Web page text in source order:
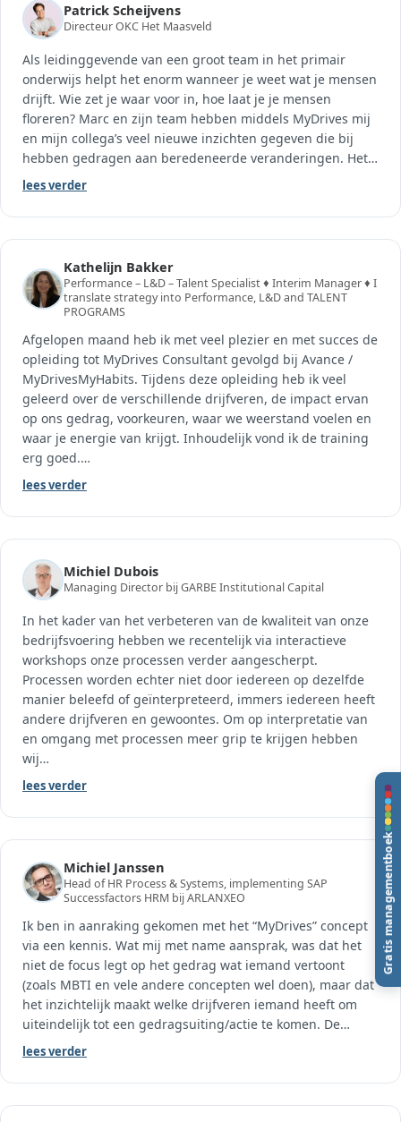
Patrick Scheijvens
Directeur OKC Het Maasveld
Als leidinggevende van een groot team in het primair
onderwijs helpt het enorm wanneer je weet wat je mensen
drijft. Wie zet je waar voor in, hoe laat je je mensen
floreren? Marc en zijn team hebben middels MyDrives mij
en mijn collega’s veel nieuwe inzichten gegeven die bij
hebben gedragen aan beredeneerde veranderingen. Het…
lees verder
Kathelijn Bakker
Performance – L&D – Talent Specialist ♦ Interim Manager ♦ I
translate strategy into Performance, L&D and TALENT
PROGRAMS
Afgelopen maand heb ik met veel plezier en met succes de
opleiding tot MyDrives Consultant gevolgd bij Avance /
MyDrivesMyHabits. Tijdens deze opleiding heb ik veel
geleerd over de verschillende drijfveren, de impact ervan
op ons gedrag, voorkeuren, waar we weerstand voelen en
waar je energie van krijgt. Inhoudelijk vond ik de training
erg goed.…
lees verder
Michiel Dubois
Managing Director bij GARBE Institutional Capital
In het kader van het verbeteren van de kwaliteit van onze
bedrijfsvoering hebben we recentelijk via interactieve
workshops onze processen verder aangescherpt.
Processen worden echter niet door iedereen op dezelfde
manier beleefd of geïnterpreteerd, immers iedereen heeft
andere drijfveren en gewoontes. Om op interpretatie van
en omgang met processen meer grip te krijgen hebben
wij…
lees verder
Michiel Janssen
Head of HR Process & Systems, implementing SAP
Successfactors HRM bij ARLANXEO
Ik ben in aanraking gekomen met het “MyDrives” concept
via een kennis. Wat mij met name aansprak, was dat het
niet de focus legt op het gedrag wat iemand vertoont
(zoals MBTI en vele andere concepten wel doen), maar dat
het inzichtelijk maakt welke drijfveren iemand heeft om
uiteindelijk tot een gedragsuiting/actie te komen. De…
lees verder
Gratis managementboek